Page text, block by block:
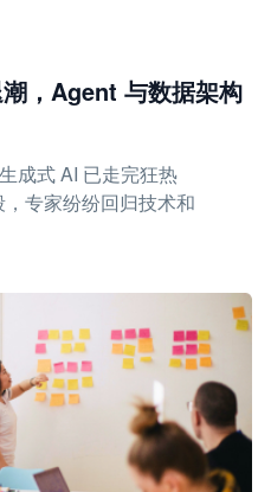
，Agent 与数据架构
成式 AI 已走完狂热
专家纷纷回归技术和